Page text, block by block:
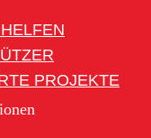
PROJEKTE